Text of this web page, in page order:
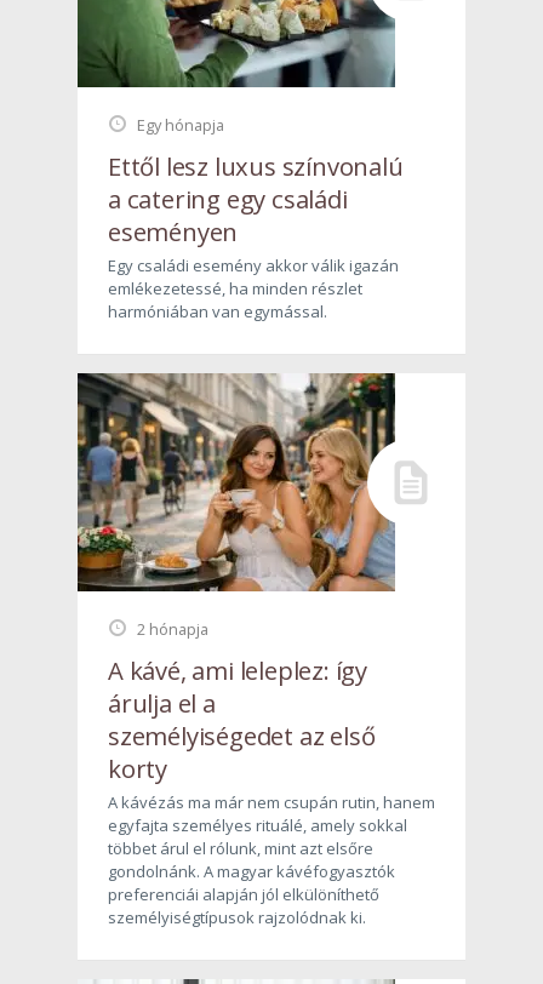
Egy hónapja
Ettől lesz luxus színvonalú
a catering egy családi
eseményen
Egy családi esemény akkor válik igazán
emlékezetessé, ha minden részlet
harmóniában van egymással.
2 hónapja
A kávé, ami leleplez: így
árulja el a
személyiségedet az első
korty
A kávézás ma már nem csupán rutin, hanem
egyfajta személyes rituálé, amely sokkal
többet árul el rólunk, mint azt elsőre
gondolnánk. A magyar kávéfogyasztók
preferenciái alapján jól elkülöníthető
személyiségtípusok rajzolódnak ki.